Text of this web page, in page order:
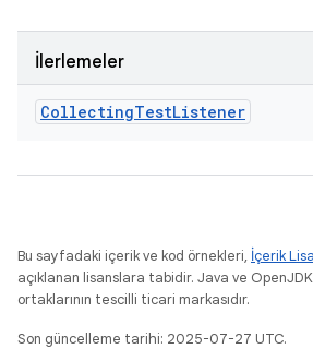
İlerlemeler
CollectingTestListener
Bu sayfadaki içerik ve kod örnekleri, İçerik
açıklanan lisanslara tabidir. Java ve
ortaklarının tescilli ticari markasıdır.
Son güncelleme tarihi: 2025-07-27 UTC.